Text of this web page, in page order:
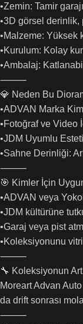
•Zemin: Tamir
•3D görsel derinlik,
•Malzeme: Yüksek
•Kurulum: Kolay
•Ambalaj:
⸻
💎 Neden Bu
•ADVAN Marka
•Fotoğraf ve Video
•JDM Uyumlu
•Sahne Derinliği:
⸻
🎯 Kimler İçin
•ADVAN veya
•JDM kültürüne
•Garaj veya pist
•Koleksiyonunu
⸻
🔧 Koleksiyonun
Moreart Advan
da drift sonrası
⸻